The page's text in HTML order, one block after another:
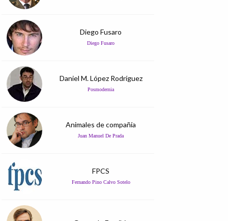
Diego Fusaro
Diego Fusaro
Daniel M. López Rodríguez
Posmodernia
Animales de compañía
Juan Manuel De Prada
FPCS
Fernando Pino Calvo Sotelo